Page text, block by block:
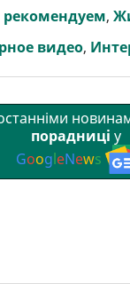
l g
r
a
m
s
A
p
r
,
видео,
порадниці у
GoogleNews